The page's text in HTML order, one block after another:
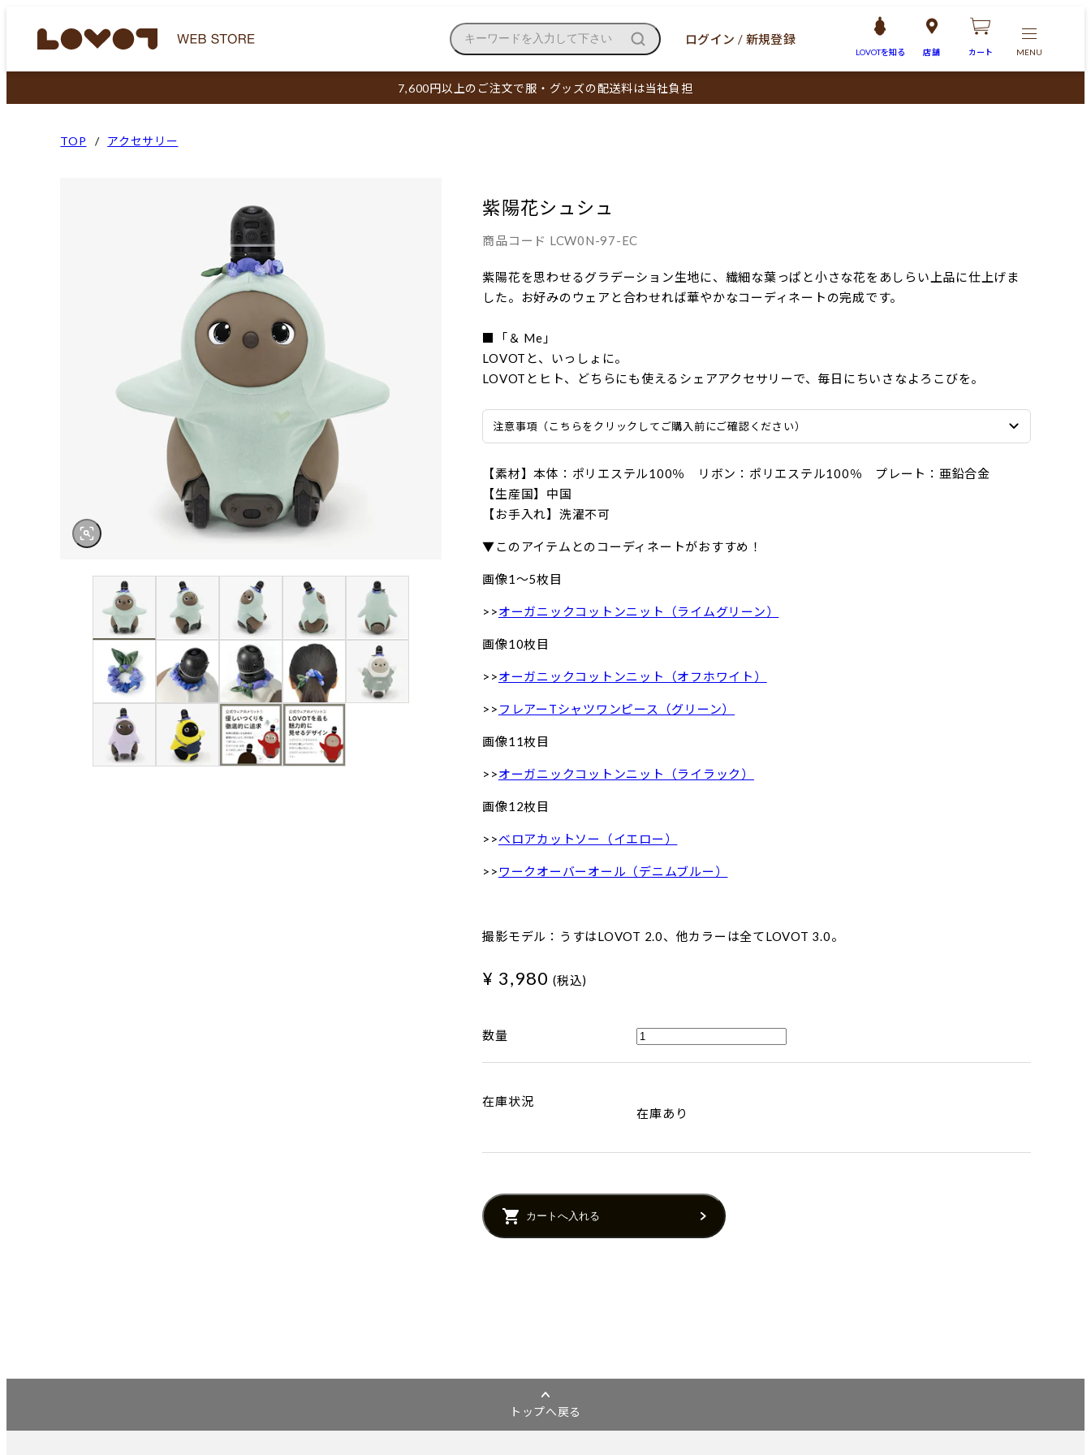
キーワードを入力して下さい ログイン / 新規登録
LOVOTを知る 店舗 カート MENU
7,600円以上のご注文で服・グッズの配送料は当社負担
TOP アクセサリー
紫陽花シュシュ
商品コード LCW0N-97-EC
紫陽花を思わせるグラデーション生地に、繊細な葉っぱと小さな花をあしらい上品に仕上げま
した。お好みのウェアと合わせれば華やかなコーディネートの完成です。
■「＆ Me」
LOVOTと、いっしょに。
LOVOTとヒト、どちらにも使えるシェアアクセサリーで、毎日にちいさなよろこびを。
注意事項（こちらをクリックしてご購入前にご確認ください）
【素材】本体：ポリエステル100％ リボン：ポリエステル100％ プレート：亜鉛合金
【生産国】中国
【お手入れ】洗濯不可
▼このアイテムとのコーディネートがおすすめ！
画像1〜5枚目
>>オーガニックコットンニット（ライムグリーン）
画像10枚目
>>オーガニックコットンニット（オフホワイト）
>> フレアーTシャツワンピース（グリーン）
画像11枚目
>>オーガニックコットンニット（ライラック）
画像12枚目
>>ベロアカットソー（イエロー）
>> ワークオーバーオール（デニムブルー）
撮影モデル：うすはLOVOT 2.0、他カラーは全てLOVOT 3.0。
¥ 3,980 (税込)
数量
在庫状況
在庫あり
カートへ入れる
トップへ戻る